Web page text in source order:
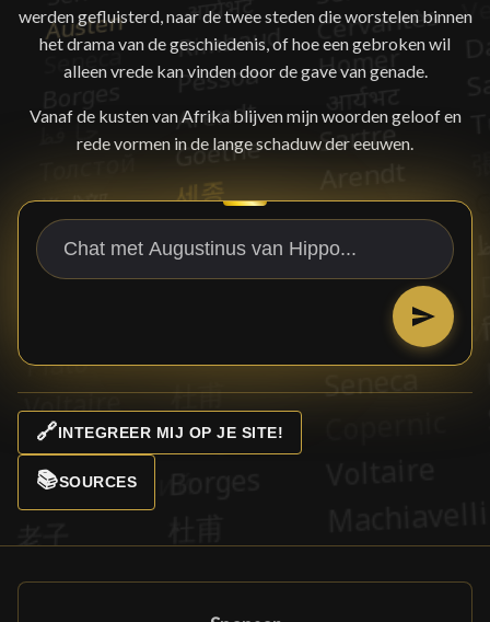
werden gefluisterd, naar de twee steden die worstelen binnen
het drama van de geschiedenis, of hoe een gebroken wil
alleen vrede kan vinden door de gave van genade.
Vanaf de kusten van Afrika blijven mijn woorden geloof en
rede vormen in de lange schaduw der eeuwen.
🔗INTEGREER MIJ OP JE SITE!
📚SOURCES